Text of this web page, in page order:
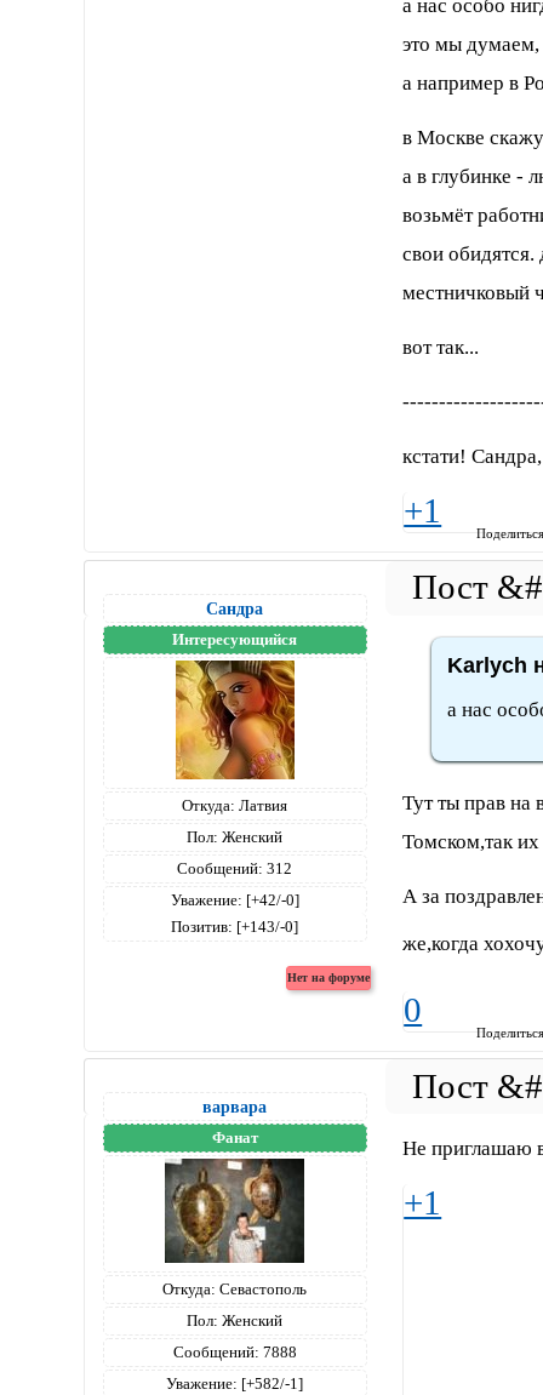
а нас особо
это мы
а например в
в Москве
а в глубинке -
возьмёт
свои
местничковый
вот так...
кстати!
+1
Сандра
Интересующийся
Откуда: Латвия
Пол: Женский
Сообщений: 312
Уважение: [+42/-0]
Позитив: [+143/-0]
Karlych
а нас
Тут ты прав на
Томском,так
А за
же,когда
0
варвара
Фанат
Откуда: Севастополь
Пол: Женский
Сообщений: 7888
Уважение: [+582/-1]
Не приглашаю
+1